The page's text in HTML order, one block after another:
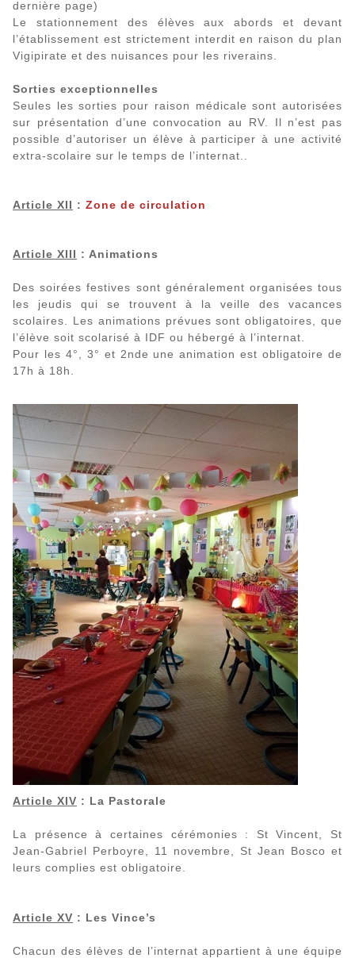
dernière page)
Le stationnement des élèves aux abords et devant
l’établissement est strictement interdit en raison du plan
Vigipirate et des nuisances pour les riverains.
Sorties exceptionnelles
Seules les sorties pour raison médicale sont autorisées
sur présentation d’une convocation au RV. Il n’est pas
possible d’autoriser un élève à participer à une activité
extra-scolaire sur le temps de l’internat..
Article XII : Zone de circulation
Article XIII : Animations
Des soirées festives sont généralement organisées tous
les jeudis qui se trouvent à la veille des vacances
scolaires. Les animations prévues sont obligatoires, que
l’élève soit scolarisé à IDF ou hébergé à l’internat.
Pour les 4°, 3° et 2nde une animation est obligatoire de
17h à 18h.
Article XIV : La Pastorale
La présence à certaines cérémonies : St Vincent, St
Jean-Gabriel Perboyre, 11 novembre, St Jean Bosco et
leurs complies est obligatoire.
Article XV : Les Vince’s
Chacun des élèves de l’internat appartient à une équipe